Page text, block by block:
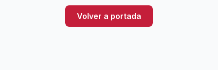
Volver a portada